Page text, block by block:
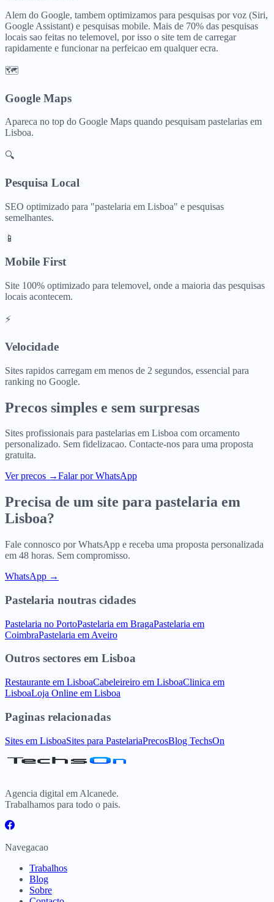
Alem do Google, tambem optimizamos para pesquisas por voz (Siri,
Google Assistant) e pesquisas mobile. Mais de 70% das pesquisas
locais sao feitas no telemovel, por isso o site tem de carregar
rapidamente e funcionar na perfeicao em qualquer ecra.
🗺️
Google Maps
Apareca no top do Google Maps quando pesquisam pastelarias em
Lisboa.
🔍
Pesquisa Local
SEO optimizado para "pastelaria em Lisboa" e pesquisas
semelhantes.
📱
Mobile First
Site 100% optimizado para telemovel, onde a maioria das pesquisas
locais acontecem.
⚡
Velocidade
Sites rapidos carregam em menos de 2 segundos, essencial para
ranking no Google.
Precos simples e sem surpresas
Sites profissionais para pastelarias em Lisboa com orcamento
personalizado. Sem fidelizacao. Contacte-nos para uma proposta
gratuita.
Ver precos →Falar por WhatsApp
Precisa de um site para pastelaria em
Lisboa?
Fale connosco por WhatsApp e receba uma proposta personalizada
em 48 horas. Sem compromisso.
WhatsApp →
Pastelaria noutras cidades
Pastelaria no PortoPastelaria em BragaPastelaria em
CoimbraPastelaria em Aveiro
Outros sectores em Lisboa
Restaurante em LisboaCabeleireiro em LisboaClinica em
LisboaLoja Online em Lisboa
Paginas relacionadas
Sites em LisboaSites para PastelariaPrecosBlog TechsOn
Agencia digital em Alcanede.
Trabalhamos para todo o pais.
Navegacao
Trabalhos
Blog
Sobre